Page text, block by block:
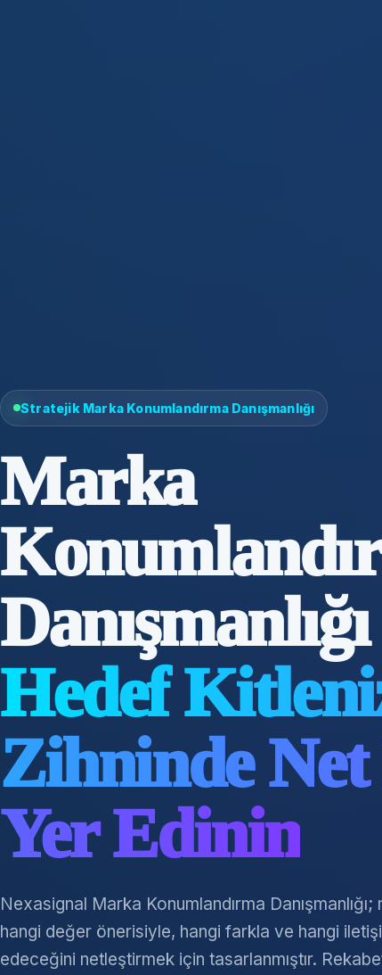
Stratejik Marka Konumlandırma Danışmanlığı
Marka
Hedef
Zihninde
Yer Edinin
Nexasignal Marka Konumlandırma Danışmanlığı;
hangi değer önerisiyle, hangi farkla ve hangi
edeceğini netleştirmek için tasarlanmıştır.